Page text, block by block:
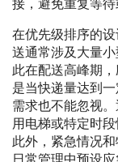
接，避免重复等待
在优先级排序的
送通常涉及大量
此在配送高峰期
是当快递量达到
需求也不能忽视
用电梯或特定时
此外，紧急情况